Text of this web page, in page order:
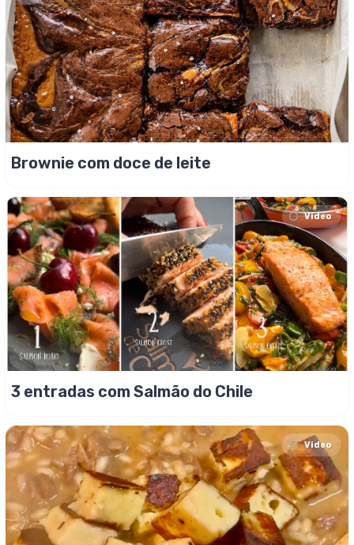
Brownie com doce de leite
Video
3 entradas com Salmão do Chile
Video